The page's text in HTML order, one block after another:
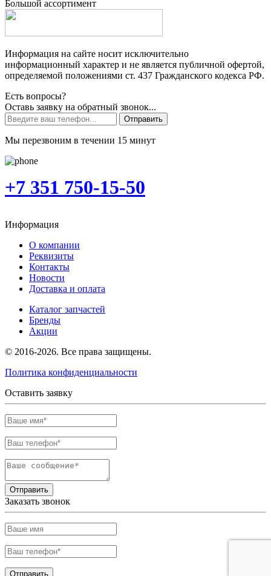
Большой ассортимент
Информация на сайте носит исключительно
информационный характер и не является публичной офертой,
определяемой положениями ст. 437 Гражданского кодекса РФ.
Есть вопросы?
Оставь заявку на обратный звонок...
Отправить
Мы перезвоним в течении 15 минут
+7 351 750-15-50
Информация
О компании
Реквизиты
Контакты
Новости
Доставка и оплата
Каталог запчастей
Бренды
Акции
© 2016-2026. Все права защищены.
Политика конфиденциальности
Оставить заявку
Отправить
Заказать звонок
Отправить